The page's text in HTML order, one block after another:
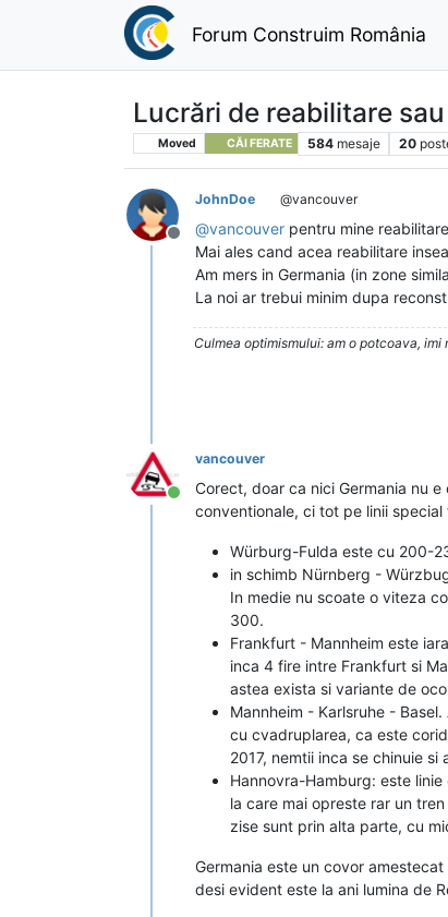
Forum Construim România
Lucrări de reabilitare
Moved CĂI FERATE 584 mesaje 20
Deconectat
JohnDoe @vancouver
@vancouver pentru mine
Mai ales cand acea reabilitare
Am mers in Germania (in zone
La noi ar trebui minim dupa
Culmea optimismului: am o potcoava,
Conectat
vancouver
Corect, doar ca nici Germania nu
conventionale, ci tot pe linii
Würburg-Fulda este cu 200-
in schimb Nürnberg -
In medie nu scoate o viteza
300.
Frankfurt - Mannheim este
inca 4 fire intre Frankfurt si
astea exista si variante de
Mannheim - Karlsruhe -
cu cvadruplarea, ca este
2017, nemtii inca se chinuie si
Hannovra-Hamburg: este
la care mai opreste rar un
zise sunt prin alta parte, cu
Germania este un covor
desi evident este la ani lumina de